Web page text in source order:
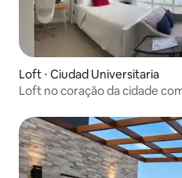
Loft ⋅ Ciudad Universitaria